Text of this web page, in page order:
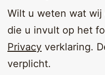
Wilt u weten wat
die u invult op het
Privacy verklaring.
verplicht.